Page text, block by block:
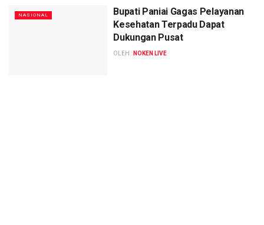
NASIONAL
Bupati Paniai Gagas Pelayanan
Kesehatan Terpadu Dapat
Dukungan Pusat
OLEH : NOKEN LIVE